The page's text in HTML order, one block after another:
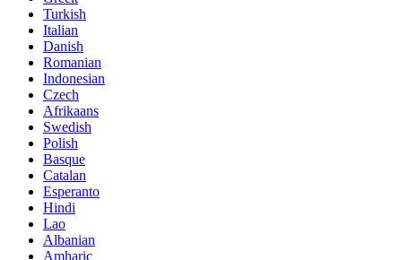
Turkish
Italian
Danish
Romanian
Indonesian
Czech
Afrikaans
Swedish
Polish
Basque
Catalan
Esperanto
Hindi
Lao
Albanian
Amharic